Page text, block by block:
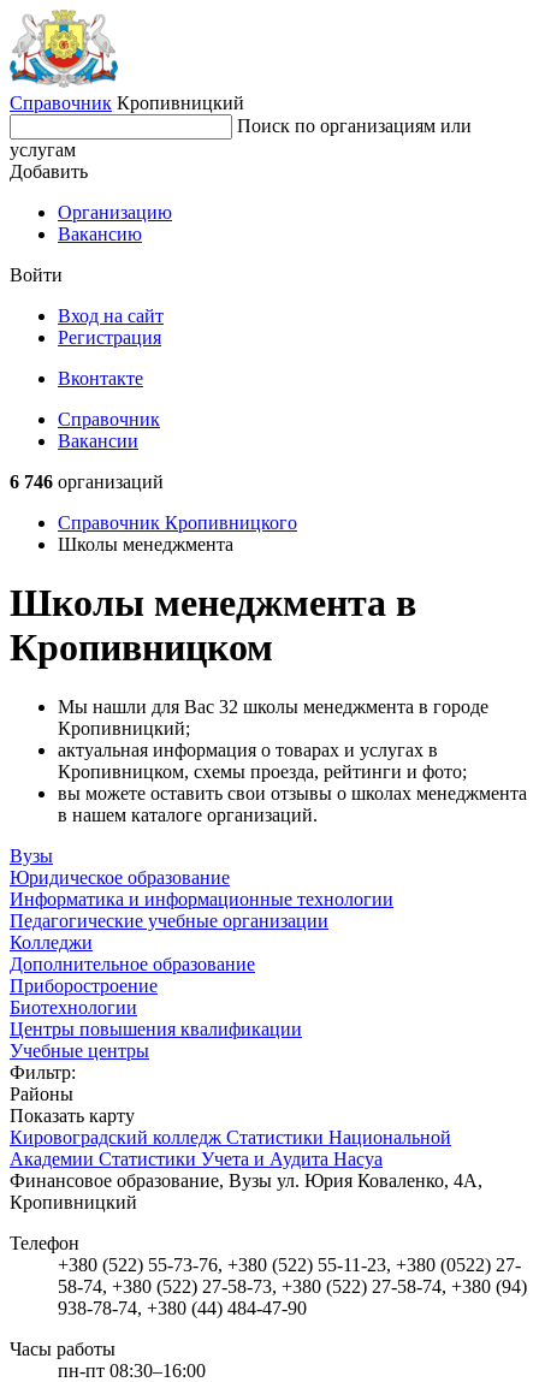
Справочник Кропивницкий
Поиск по организациям или
услугам
Добавить
Организацию
Вакансию
Войти
Вход на сайт
Регистрация
Вконтакте
Справочник
Вакансии
6 746 организаций
Справочник Кропивницкого
Школы менеджмента
Школы менеджмента в
Кропивницком
Мы нашли для Вас 32 школы менеджмента в городе
Кропивницкий;
актуальная информация о товарах и услугах в
Кропивницком, схемы проезда, рейтинги и фото;
вы можете оставить свои отзывы о школах менеджмента
в нашем каталоге организаций.
Вузы
Юридическое образование
Информатика и информационные технологии
Педагогические учебные организации
Колледжи
Дополнительное образование
Приборостроение
Биотехнологии
Центры повышения квалификации
Учебные центры
Фильтр:
Районы
Показать карту
Кировоградский колледж Статистики Национальной
Академии Статистики Учета и Аудита Насуа
Финансовое образование, Вузы ул. Юрия Коваленко, 4А,
Кропивницкий
Телефон
+380 (522) 55-73-76, +380 (522) 55-11-23, +380 (0522) 27-
58-74, +380 (522) 27-58-73, +380 (522) 27-58-74, +380 (94)
938-78-74, +380 (44) 484-47-90
Часы работы
пн-пт 08:30–16:00